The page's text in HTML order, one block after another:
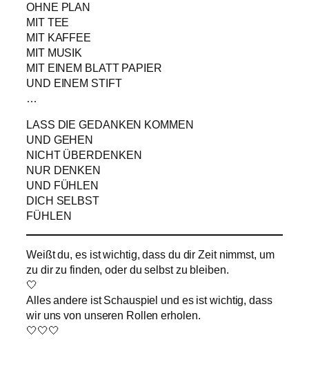
OHNE PLAN
MIT TEE
MIT KAFFEE
MIT MUSIK
MIT EINEM BLATT PAPIER
UND EINEM STIFT
…
LASS DIE GEDANKEN KOMMEN
UND GEHEN
NICHT ÜBERDENKEN
NUR DENKEN
UND FÜHLEN
DICH SELBST
FÜHLEN
Weißt du, es ist wichtig, dass du dir Zeit nimmst, um
zu dir zu finden, oder du selbst zu bleiben.
🤍
Alles andere ist Schauspiel und es ist wichtig, dass
wir uns von unseren Rollen erholen.
🤍🤍🤍